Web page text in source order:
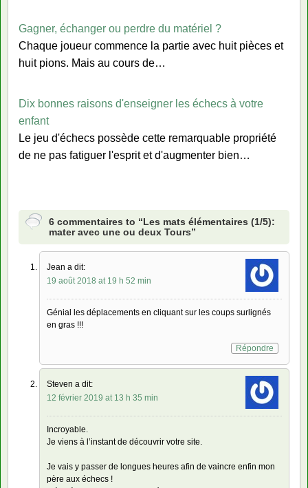
Gagner, échanger ou perdre du matériel ?
Chaque joueur commence la partie avec huit pièces et
huit pions. Mais au cours de…
Dix bonnes raisons d'enseigner les échecs à votre
enfant
Le jeu d'échecs possède cette remarquable propriété
de ne pas fatiguer l'esprit et d'augmenter bien…
6 commentaires to “Les mats élémentaires (1/5):
mater avec une ou deux Tours”
Jean a dit:
19 août 2018 at 19 h 52 min
Génial les déplacements en cliquant sur les coups surlignés
en gras !!!
Répondre
Steven a dit:
12 février 2019 at 13 h 35 min
Incroyable.
Je viens à l’instant de découvrir votre site.
Je vais y passer de longues heures afin de vaincre enfin mon
père aux échecs !